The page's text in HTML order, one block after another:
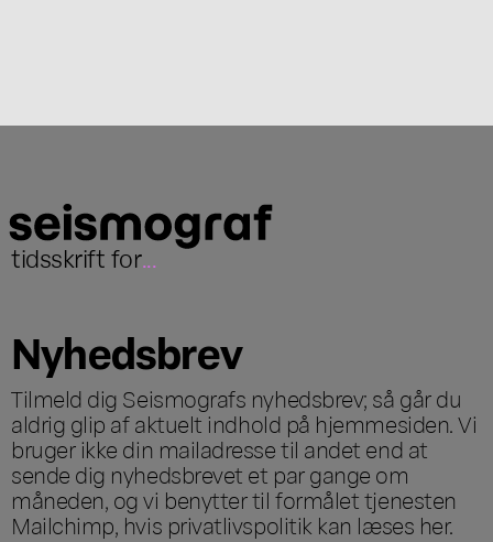
tidsskrift for...
Nyhedsbrev
Tilmeld dig Seismografs nyhedsbrev; så går du
aldrig glip af aktuelt indhold på hjemmesiden. Vi
bruger ikke din mailadresse til andet end at
sende dig nyhedsbrevet et par gange om
måneden, og vi benytter til formålet tjenesten
Mailchimp, hvis privatlivspolitik kan læses her.